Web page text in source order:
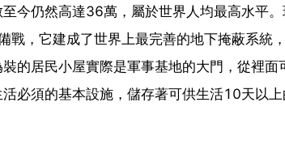
今仍然高達36萬，屬於世界人均最高水平
，它建成了世界上最完善的地下掩蔽系統
的居民小屋實際是軍事基地的大門，從裡面
必須的基本設施，儲存著可供生活10天以